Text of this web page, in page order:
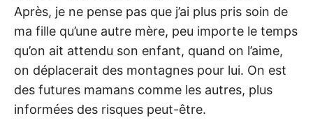
Après, je ne pense pas que j’ai plus pris soin de
ma fille qu’une autre mère, peu importe le temps
qu’on ait attendu son enfant, quand on l’aime,
on déplacerait des montagnes pour lui. On est
des futures mamans comme les autres, plus
informées des risques peut-être.